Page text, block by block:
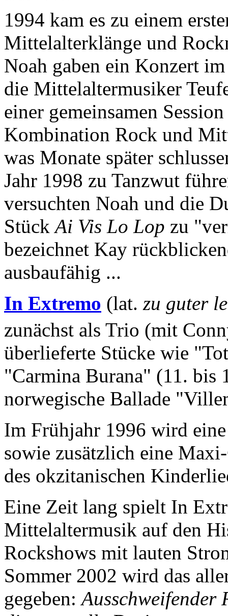
1994 kam es zu einem
Mittelalterklänge und
Noah gaben ein Konzert
die Mittelaltermusiker
einer gemeinsamen
Kombination Rock und
was Monate später
Jahr 1998 zu Tanzwut
versuchten Noah und die
StückAi Vis Lo Lop zu
bezeichnet Kay
ausbaufähig ...
In Extremo (lat. zu guter
zunächst als Trio (mit
überlieferte Stücke wie
"Carmina Burana" (11. bis
norwegische Ballade
Im Frühjahr 1996 wird
sowie zusätzlich eine
des okzitanischen
Eine Zeit lang spielt In
Mittelaltermusik auf den
Rockshows mit lauten
Sommer 2002 wird das
gegeben:Ausschweifender